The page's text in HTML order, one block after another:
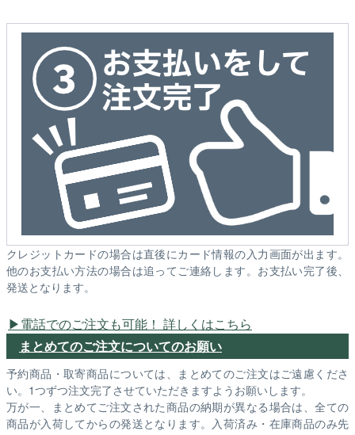
クレジットカードの場合は直後にカード情報の入力画面が出ます。
他のお支払い方法の場合は追ってご連絡します。お支払い完了後、
発送となります。
電話でのご注文も可能！ 詳しくはこちら
まとめてのご注文についてのお願い
予約商品・取寄商品については、まとめてのご注文はご遠慮くださ
い。1つずつ注文完了させていただきますようお願いします。
万が一、まとめてご注文された商品の納期が異なる場合は、全ての
商品が入荷してからの発送となります。入荷済み・在庫商品のみ先